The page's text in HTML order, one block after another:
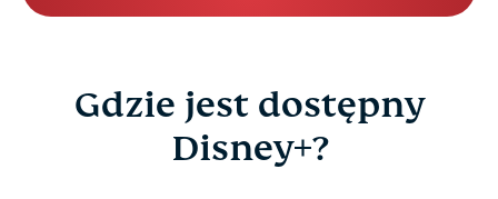
Gdzie jest dostępny
Disney+?